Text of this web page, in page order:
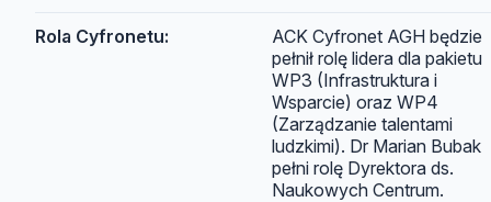
Rola Cyfronetu:
ACK Cyfronet AGH będzie
pełnił rolę lidera dla pakietu
WP3 (Infrastruktura i
Wsparcie) oraz WP4
(Zarządzanie talentami
ludzkimi). Dr Marian Bubak
pełni rolę Dyrektora ds.
Naukowych Centrum.